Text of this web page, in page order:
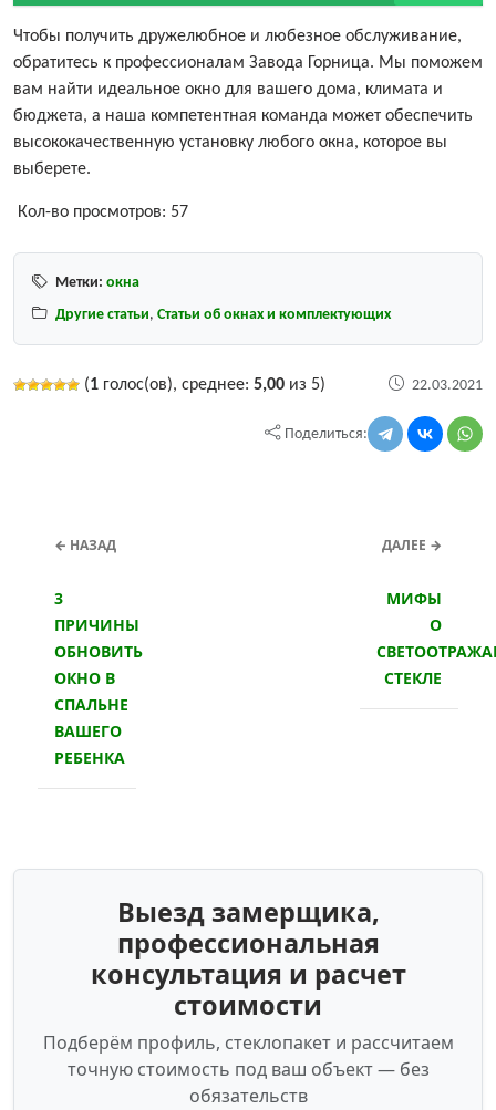
Чтобы получить дружелюбное и любезное обслуживание,
обратитесь к профессионалам Завода Горница. Мы поможем
вам найти идеальное окно для вашего дома, климата и
бюджета, а наша компетентная команда может обеспечить
высококачественную установку любого окна, которое вы
выберете.
Кол-во просмотров: 57
Метки: окна
Другие статьи, Статьи об окнах и комплектующих
(1 голос(ов), среднее: 5,00 из 5) 22.03.2021
Поделиться:
← НАЗАД
3
ПРИЧИНЫ
ОБНОВИТЬ
ОКНО В
СПАЛЬНЕ
ВАШЕГО
РЕБЕНКА
ДАЛЕЕ →
МИФЫ
О
СТЕКЛЕ
Выезд замерщика,
профессиональная
консультация и расчет
стоимости
Подберём профиль, стеклопакет и рассчитаем
точную стоимость под ваш объект — без
обязательств